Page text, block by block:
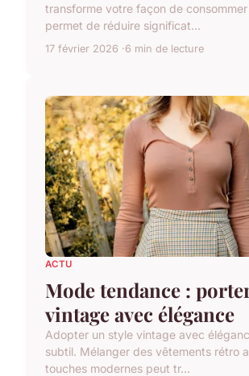
transforme votre façon de
permet de réduire significat...
17 février 2026 6 min de lecture
ACTU
Mode tendance :
vintage avec élégance
Adopter un style vintage avec
subtil. Mélanger des vêtements rétro
touches modernes peut tr...